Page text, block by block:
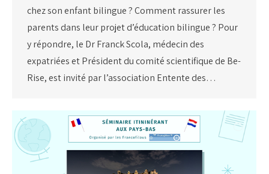
chez son enfant bilingue ? Comment rassurer les
parents dans leur projet d’éducation bilingue ? Pour
y répondre, le Dr Franck Scola, médecin des
expatriées et Président du comité scientifique de Be-
Rise, est invité par l’association Entente des…